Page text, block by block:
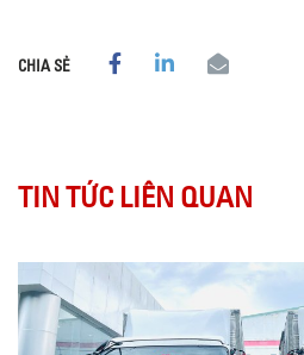
CHIA SẺ
TIN TỨC LIÊN QUAN